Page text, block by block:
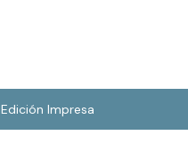
Edición Impresa